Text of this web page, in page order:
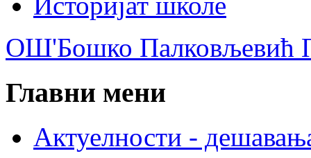
ОШ'Бошко Палковљевић
Главни мени
Актуелности -